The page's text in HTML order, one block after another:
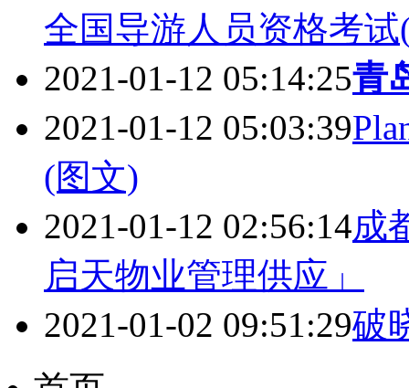
全国导游人员资格考
2021-01-12 05:14:25青
2021-01-12 05:03:39
(图文)
2021-01-12 02:56:14成
启天物业管理供应」
2021-01-02 09:51:29破